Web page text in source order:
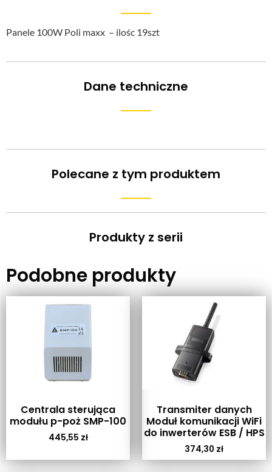
Panele 100W Poli maxx – ilośc 19szt
Dane techniczne
Polecane z tym produktem
Produkty z serii
Podobne produkty
Centrala sterująca
modułu p-poż SMP-100
445,55 zł
Transmiter danych
Moduł komunikacji WiFi
do inwerterów ESB / HPS
374,30 zł